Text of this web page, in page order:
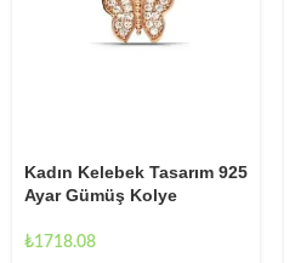
Kadın Kelebek Tasarım 925
Ayar Gümüş Kolye
₺1718.08